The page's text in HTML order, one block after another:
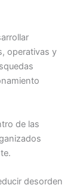
operativas y
de las
desorden